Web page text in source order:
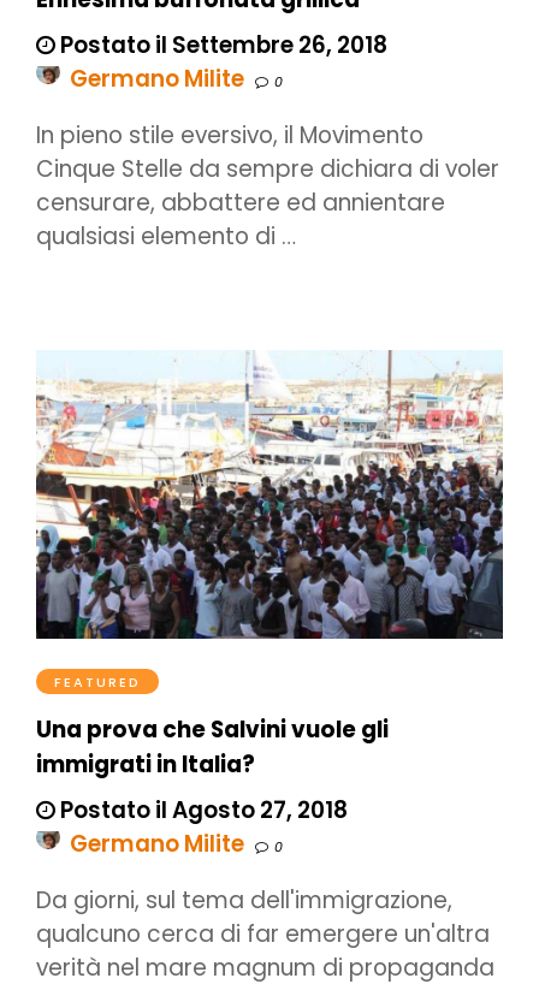
Postato il Settembre 26, 2018
Germano Milite
0
In pieno stile eversivo, il Movimento
Cinque Stelle da sempre dichiara di voler
censurare, abbattere ed annientare
qualsiasi elemento di …
FEATURED
Una prova che Salvini vuole gli
immigrati in Italia?
Postato il Agosto 27, 2018
Germano Milite
0
Da giorni, sul tema dell'immigrazione,
qualcuno cerca di far emergere un'altra
verità nel mare magnum di propaganda